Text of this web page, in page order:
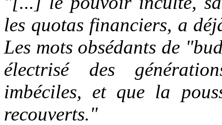
les quotas financiers, a
Les mots obsédants de
électrisé des
imbéciles, et que la
recouverts."